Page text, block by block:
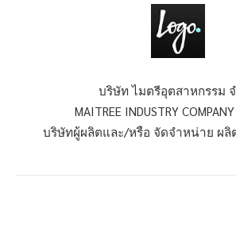
บริษัท ไมตรีอุตสาหกรรม
MAITREE INDUSTRY
บริษัทผู้ผลิตและ/หรือ จัดจำหน่าย ผ